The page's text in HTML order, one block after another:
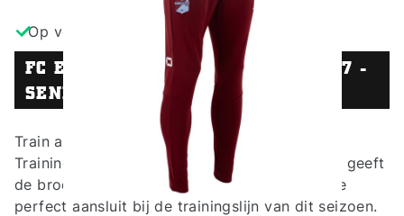
LOp voorraad
FC EMMEN TRAININGSBROEK 26/27 -
SENIOR
Train als de selectie in de officiële FC Emmen
Trainingsbroek 26/27. De bordeauxrode basis geeft
de broek een strakke, sportieve uitstraling die
perfect aansluit bij de trainingslijn van dit seizoen.